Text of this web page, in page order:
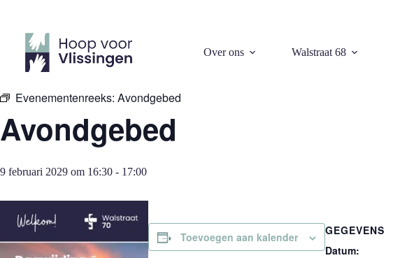
inhoud
Over ons Walstraat 68
« Alle Evenementen
Evenementenreeks: Avondgebed
Avondgebed
9 februari 2029 om 16:30 - 17:00
Toevoegen aan kalender
GEGEVENS
Datum: